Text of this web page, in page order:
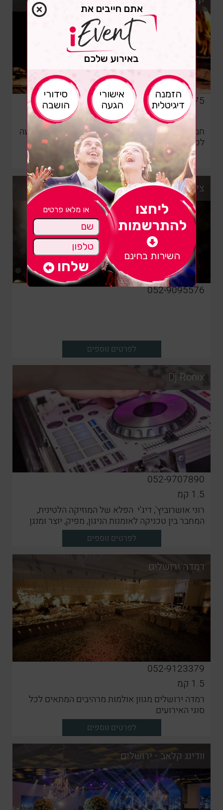
אתם חייבים את
באירוע שלכם
הזמנה
דיגיטלית
אישורי
הגעה
סידורי
הושבה
ליחצו
להתרשמות
השירות בחינם
052-9095675
חברת קייטרינג מעולה, המתמחה באירועי בשר, ומגיעה
לכל חלקי הארץ
לפרטים נוספים
צילום יוסי
052-9095576
לפרטים נוספים
Dj Ronix
052-9707890
1.5 קמ
רוני אושרוביץ', דיג'י הפלא של המוזיקה הלטינית,
המחבר בין טכניקה לאומנות הניגון, מפיק, יוצר ומנגן
מעל לעשור בסצינה החתונות והאירועים.
לפרטים נוספים
רמדה ירושלים
052-9123379
1.5 קמ
רמדה ירושלים מגוון אולמות מרהיבים המתאים לכל
סוגי האירועים
לפרטים נוספים
וודינג קלאב - ירושלים